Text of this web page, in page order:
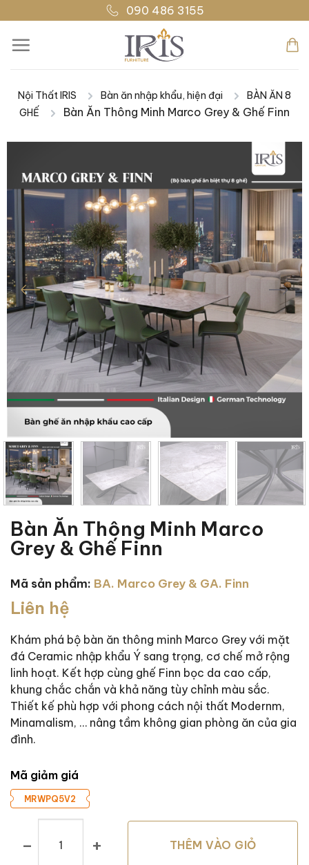
qua
nội
090 486 3155
Nội Thất IRIS | Bàn ăn nhập khẩu, hiện đại |
BÀN ĂN 8
GHẾ
| Bàn Ăn Thông Minh Marco Grey & Ghế Finn
Bàn Ăn Thông Minh Marco
Grey & Ghế Finn
Mã sản phẩm: BA. Marco Grey & GA. Finn
Liên hệ
Khám phá bộ bàn ăn thông minh Marco Grey với mặt
đá Ceramic nhập khẩu Ý sang trọng, cơ chế mở rộng
linh hoạt. Kết hợp cùng ghế Finn bọc da cao cấp,
khung chắc chắn và khả năng tùy chỉnh màu sắc.
Thiết kế phù hợp với phong cách nội thất Modernm,
Minamalism, … nâng tầm không gian phòng ăn của gia
đình.
Mã giảm giá
MRWPQ5V2
Bàn Ăn Thông Minh Marco Grey & Ghế Finn số lượng
THÊM VÀO GIỎ